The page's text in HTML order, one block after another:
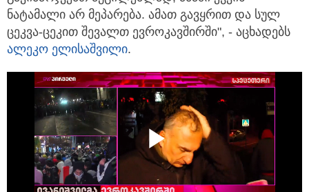
ნატამალი არ მეპარება. ამათ გავყრით და სულ
ცეკვა-ცეკით შევალთ ევროკავშირში", - აცხადებს
ალეკო ელისაშვილი.
Play